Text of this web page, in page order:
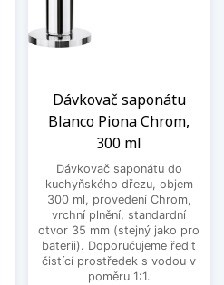
Dávkovač saponátu
Blanco Piona Chrom,
300 ml
Dávkovač saponátu do
kuchyňského dřezu, objem
300 ml, provedení Chrom,
vrchní plnění, standardní
otvor 35 mm (stejný jako pro
baterii). Doporučujeme ředit
čistící prostředek s vodou v
poměru 1:1.